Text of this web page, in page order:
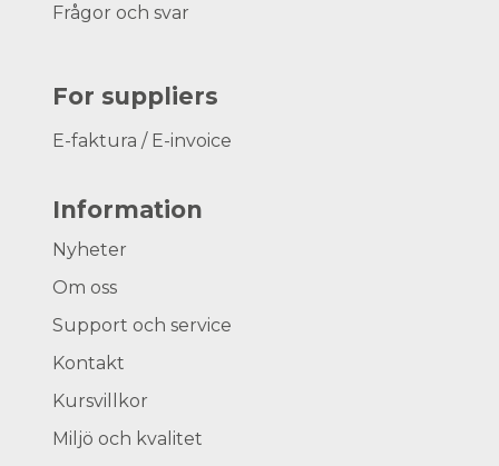
Frågor och svar
For suppliers
E-faktura / E-invoice
Information
Nyheter
Om oss
Support och service
Kontakt
Kursvillkor
Miljö och kvalitet